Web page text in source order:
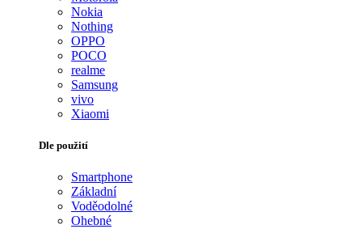
Nokia
Nothing
OPPO
POCO
realme
Samsung
vivo
Xiaomi
Dle použití
Smartphone
Základní
Voděodolné
Ohebné